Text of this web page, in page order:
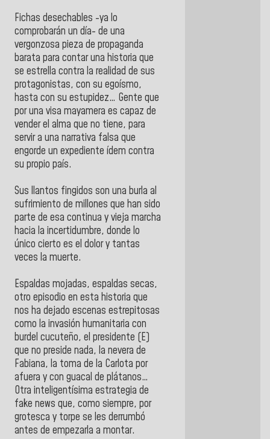
Fichas desechables -ya lo
comprobarán un día- de una
vergonzosa pieza de propaganda
barata para contar una historia que
se estrella contra la realidad de sus
protagonistas, con su egoísmo,
hasta con su estupidez… Gente que
por una visa mayamera es capaz de
vender el alma que no tiene, para
servir a una narrativa falsa que
engorde un expediente ídem contra
su propio país.
Sus llantos fingidos son una burla al
sufrimiento de millones que han sido
parte de esa continua y vieja marcha
hacia la incertidumbre, donde lo
único cierto es el dolor y tantas
veces la muerte.
Espaldas mojadas, espaldas secas,
otro episodio en esta historia que
nos ha dejado escenas estrepitosas
como la invasión humanitaria con
burdel cucuteño, el presidente (E)
que no preside nada, la nevera de
Fabiana, la toma de la Carlota por
afuera y con guacal de plátanos…
Otra inteligentísima estrategia de
fake news que, como siempre, por
grotesca y torpe se les derrumbó
antes de empezarla a montar.